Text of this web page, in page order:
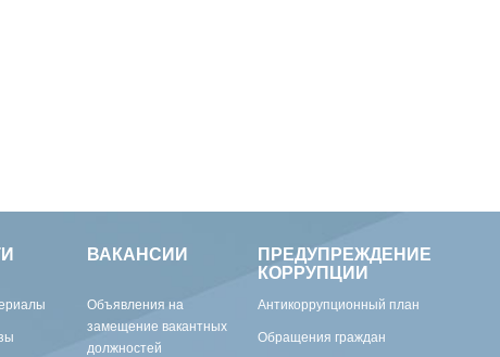
ВАКАНСИИ
Объявления на
замещение вакантных
должностей
ПРЕДУПРЕЖДЕНИЕ
КОРРУПЦИИ
Антикоррупционный план
Обращения граждан